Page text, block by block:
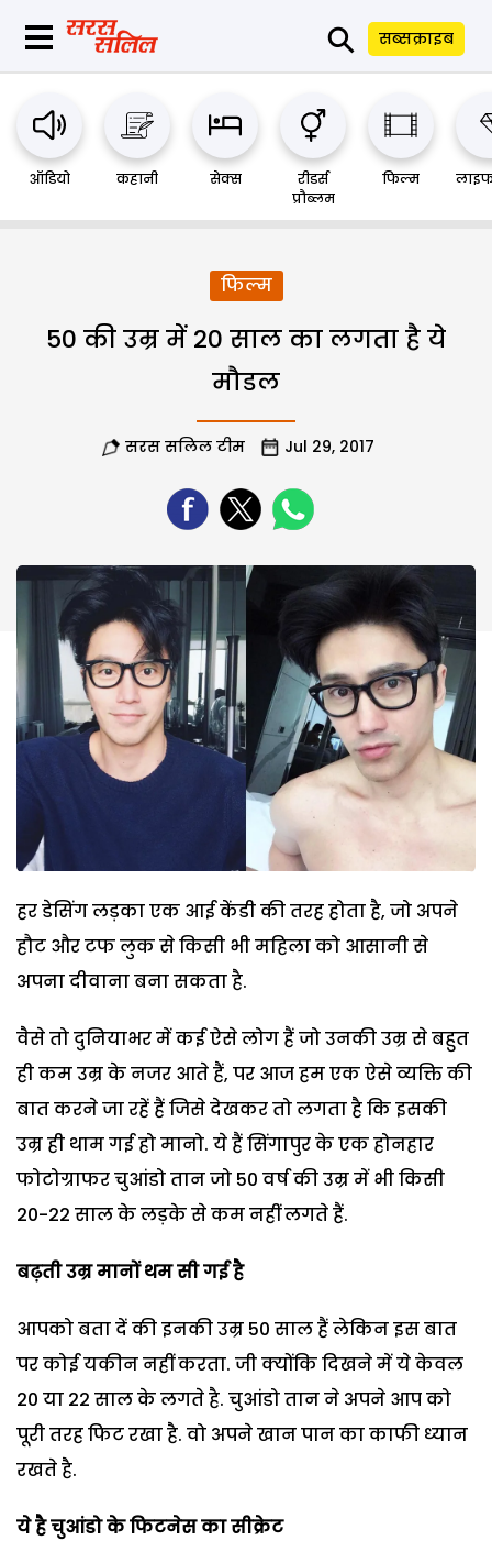
⚲ सब्सक्राइब
ऑडियो कहानी सेक्स
रीडर्स
प्रौब्लम
फिल्म
फिल्म
50 की उम्र में 20 साल का लगता है ये
मौडल
सरस सलिल टीम Jul 29, 2017
हर डेसिंग लड़का एक आई केंडी की तरह होता है, जो अपने
हौट और टफ लुक से किसी भी महिला को आसानी से
अपना दीवाना बना सकता है.
वैसे तो दुनियाभर में कई ऐसे लोग हैं जो उनकी उम्र से बहुत
ही कम उम्र के नजर आते हैं, पर आज हम एक ऐसे व्यक्ति की
बात करने जा रहें हैं जिसे देखकर तो लगता है कि इसकी
उम्र ही थाम गई हो मानो. ये हैं सिंगापुर के एक होनहार
फोटोग्राफर चुआंडो तान जो 50 वर्ष की उम्र में भी किसी
20-22 साल के लड़के से कम नहीं लगते हैं.
बढ़ती उम्र मानों थम सी गई है
आपको बता दें की इनकी उम्र 50 साल हैं लेकिन इस बात
पर कोई यकीन नहीं करता. जी क्योंकि दिखने में ये केवल
20 या 22 साल के लगते है. चुआंडो तान ने अपने आप को
पूरी तरह फिट रखा है. वो अपने खान पान का काफी ध्‍यान
रखते है.
ये है चुआंडो के फिटनेस का सीक्रेट